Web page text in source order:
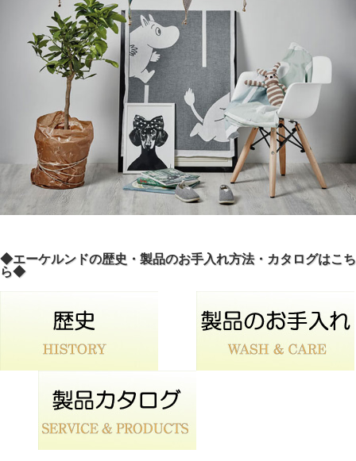
◆エーケルンドの歴史・製品のお手入れ方法・カタログはこち
ら◆